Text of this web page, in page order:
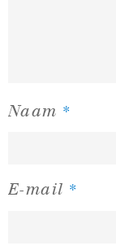
Naam *
E-mail *